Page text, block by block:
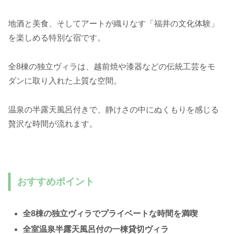
地酒と美食、そしてアートが織りなす「福井の文化体験」
を楽しめる特別な宿です。
全8棟の独立ヴィラは、越前焼や漆器などの伝統工芸をモ
ダンに取り入れた上質な空間。
温泉の半露天風呂付きで、静けさの中にぬくもりを感じる
贅沢な時間が流れます。
おすすめポイント
全8棟の独立ヴィラでプライベートな時間を満喫
全室温泉半露天風呂付の一棟貸切ヴィラ